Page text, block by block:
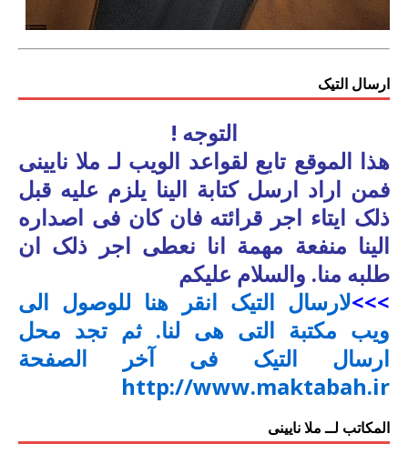
ارسال التیک
التوجه !
هذا الموقع تابع لقواعد الویب لـ ملا نایینی
فمن اراد ارسل کتابة الینا یلزم علیه قبل
ذلک ایتاء اجر قرائته فان کان فی اصداره
الینا منفعة مهمة انا نعطی اجر ذلک ان
طلبه منا. والسلام علیکم
>>>لارسال التیک انقر هنا للوصول الی
ویب مکتبة التی هی لنا. ثم تجد محل
ارسال التیک فی آخر الصفحة
http://www.maktabah.ir
المکاتب لــ ملا نایینی